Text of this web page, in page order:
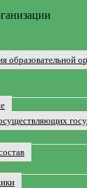
образовательной